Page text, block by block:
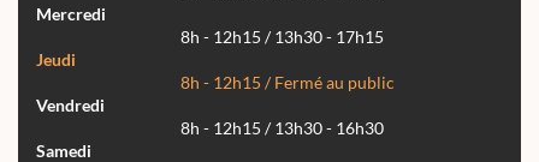
Mercredi
8h - 12h15 / 13h30 - 17h15
Jeudi
8h - 12h15 / Fermé au public
Vendredi
8h - 12h15 / 13h30 - 16h30
Samedi